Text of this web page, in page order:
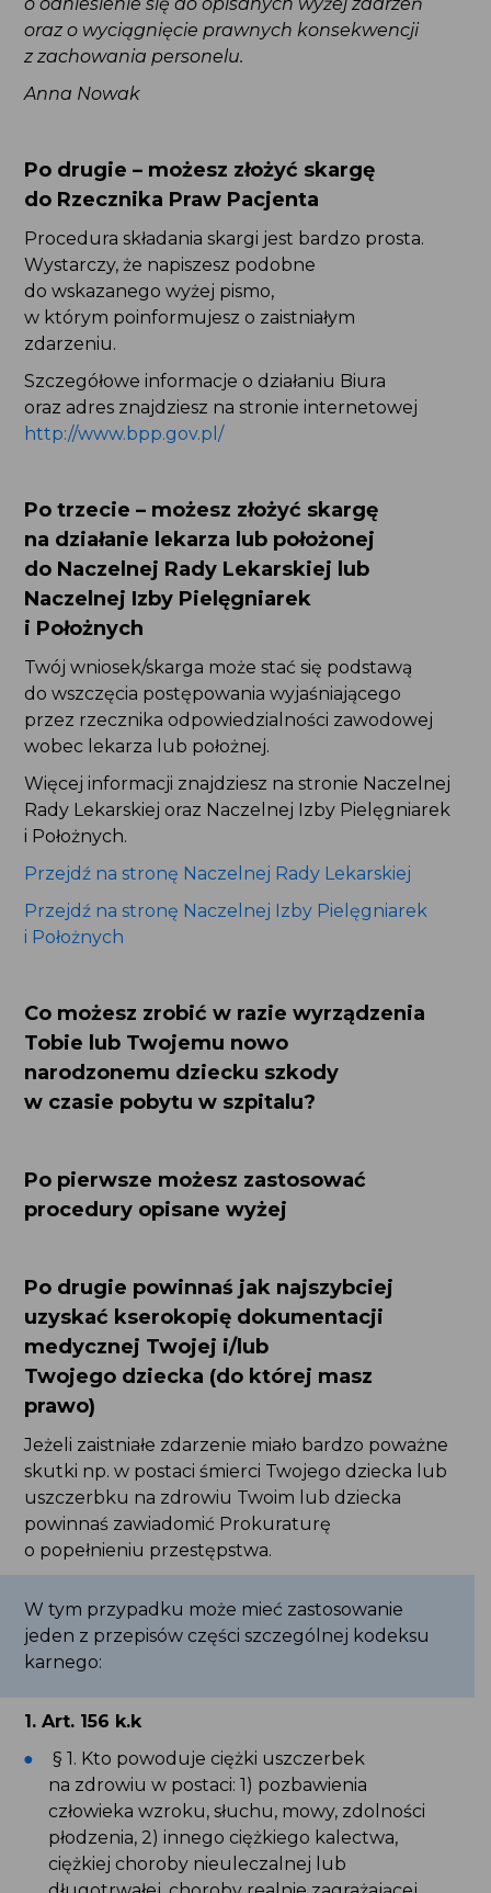
oraz o wyciągnięcie prawnych konsekwencji
z zachowania personelu.
do Rzecznika Praw Pacjenta
Wystarczy, że napiszesz podobne do wskazanego
wyżej pismo, w którym poinformujesz
o zaistniałym zdarzeniu.
Szczegółowe informacje o działaniu Biura
http://www.bpp.gov.pl/
na działanie lekarza lub położonej
do Naczelnej Rady Lekarskiej lub
Naczelnej Izby Pielęgniarek i Położnych
Twój wniosek/skarga może stać się podstawą
do wszczęcia postępowania wyjaśniającego
wobec lekarza lub położnej.
Więcej informacji znajdziesz na stronie Naczelnej
Rady Lekarskiej oraz Naczelnej Izby Pielęgniarek
Przejdź na stronę Naczelnej Rady Lekarskiej
Przejdź na stronę Naczelnej Izby Pielęgniarek
i Położnych
Co możesz zrobić w razie wyrządzenia
dziecku szkody w czasie pobytu
w szpitalu?
Po pierwsze możesz zastosować
Po drugie powinnaś jak najszybciej
medycznej Twojej i/lub
Twojego dziecka (do której masz
prawo)
Jeżeli zaistniałe zdarzenie miało bardzo poważne
skutki np. w postaci śmierci Twojego dziecka lub
powinnaś zawiadomić Prokuraturę o popełnieniu
przestępstwa.
W tym przypadku może mieć zastosowanie jeden
z przepisów części szczególnej kodeksu karnego:
1. Art. 156 k.k
§ 1. Kto powoduje ciężki uszczerbek
wzroku, słuchu, mowy, zdolności płodzenia, 2)
nieuleczalnej lub długotrwałej, choroby realnie
zagrażającej życiu, trwałej choroby psychicznej,
całkowitej albo znacznej trwałej niezdolności
do pracy w zawodzie lub trwałego, istotnego
zeszpecenia lub zniekształcenia ciała, podlega